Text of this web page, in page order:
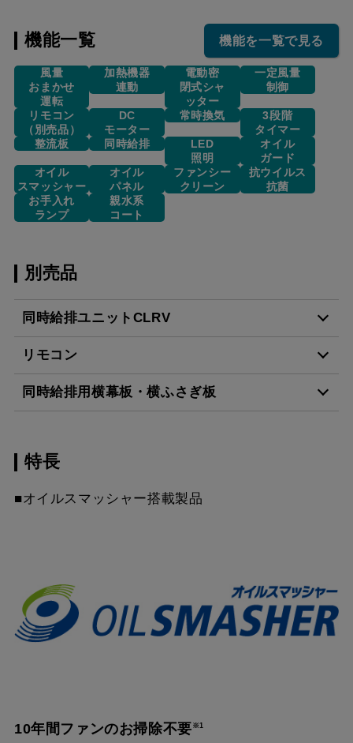
機能一覧 機能を一覧で見る
風量
おまかせ
運転
加熱機器
連動
電動密
閉式シャ
ッター
一定風量
制御
リモコン
（別売品）
DC
モーター
常時換気
3段階
タイマー
整流板
同時給排
LED
照明
オイル
ガード
オイル
スマッシャー
オイル
パネル
ファンシー
クリーン
抗ウイルス
抗菌
お手入れ
ランプ
親水系
コート
別売品
同時給排ユニットCLRV
CLRV-7665 TBK ¥64,130（税抜価格 ￥
CLRV-7665 SI
CLRV-9665 TBK ¥69,520（税抜価格 ￥
CLRV-9665 SI ¥63,800（税抜価格 ￥
リモコン
RMC-08
同時給排用横幕板・横ふさぎ板
SPB665-A325 W
SPB665-A325 TBK ¥14,740（税抜価格 ￥
特長
■オイルスマッシャー搭載製品
10年間ファンのお掃除不要 ※1